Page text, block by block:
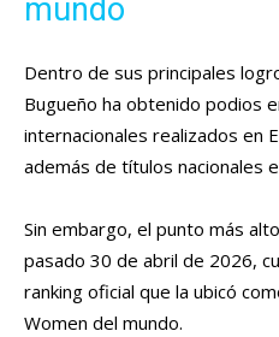
mundo
Dentro de sus principales
Bugueño ha obtenido podios
internacionales realizados en
además de títulos nacionales
Sin embargo, el punto más
pasado 30 de abril de 2026,
ranking oficial que la ubicó
Women del mundo.